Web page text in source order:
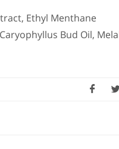
Ethyl Menthane
Bud Oil,